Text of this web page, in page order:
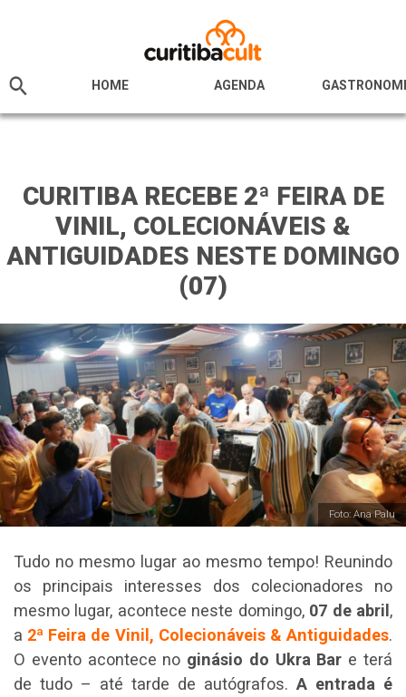
HOME AGENDA
CURITIBA RECEBE 2ª FEIRA DE
VINIL, COLECIONÁVEIS &
ANTIGUIDADES NESTE DOMINGO
(07)
Foto: Ana Palu
Tudo no mesmo lugar ao mesmo tempo! Reunindo
os principais interesses dos colecionadores no
mesmo lugar, acontece neste domingo, 07 de abril ,
a 2ª Feira de Vinil, Colecionáveis & Antiguidades.
O evento acontece no ginásio do Ukra Bar e terá
de tudo – até tarde de autógrafos. A entrada é